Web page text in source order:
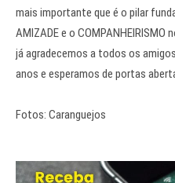
mais importante que é o pilar
AMIZADE e o
já agradecemos a todos os
anos e esperamos de portas
Fotos: Caranguejos